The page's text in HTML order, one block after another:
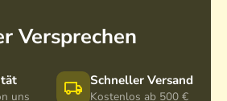
Versprechen
uns
Schneller Versand
Kostenlos ab 500 €